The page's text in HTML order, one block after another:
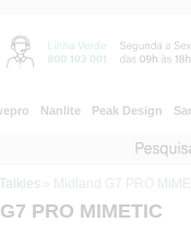
Nanlite Peak Design
» Midland G7 PRO
PRO MIMETIC